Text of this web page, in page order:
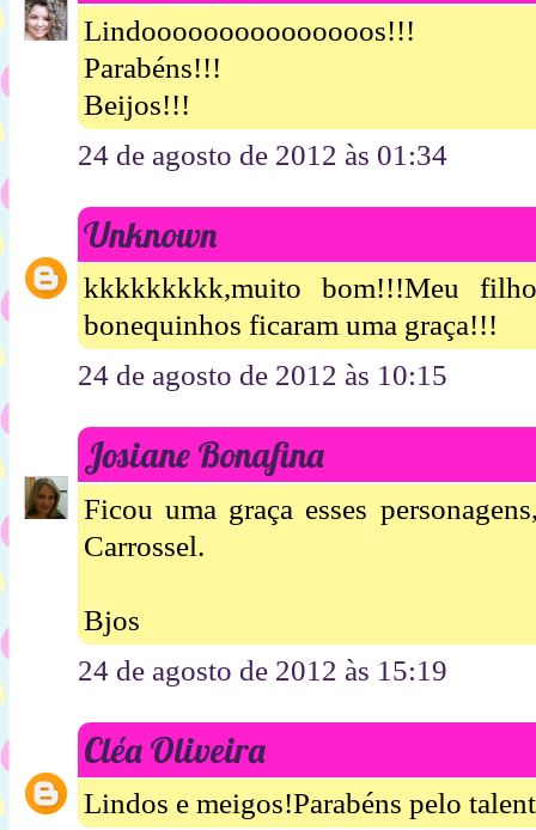
Lindooooooooooooooos!!!
Parabéns!!!
Beijos!!!
24 de agosto de 2012 às 01:34
Unknown
kkkkkkkkk,muito bom!!!Meu
bonequinhos ficaram uma graça!!!
24 de agosto de 2012 às 10:15
Josiane Bonafina
Ficou uma graça esses
Carrossel.
Bjos
24 de agosto de 2012 às 15:19
Cléa Oliveira
Lindos e meigos!Parabéns pelo